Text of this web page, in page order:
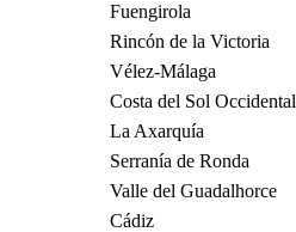
Fuengirola
Rincón de la Victoria
Vélez-Málaga
Costa del Sol Occidental
La Axarquía
Serranía de Ronda
Valle del Guadalhorce
Cádiz